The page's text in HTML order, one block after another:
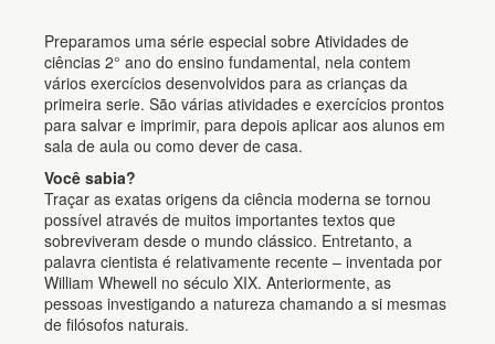
Preparamos uma série especial sobre Atividades de
ciências 2° ano do ensino fundamental, nela contem
vários exercícios desenvolvidos para as crianças da
primeira serie. São várias atividades e exercícios prontos
para salvar e imprimir, para depois aplicar aos alunos em
sala de aula ou como dever de casa.
Você sabia?
Traçar as exatas origens da ciência moderna se tornou
possível através de muitos importantes textos que
sobreviveram desde o mundo clássico. Entretanto, a
palavra cientista é relativamente recente – inventada por
William Whewell no século XIX. Anteriormente, as
pessoas investigando a natureza chamando a si mesmas
de filósofos naturais.